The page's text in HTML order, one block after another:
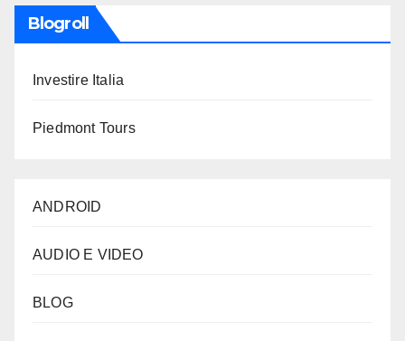
Blogroll
Investire Italia
Piedmont Tours
ANDROID
AUDIO E VIDEO
BLOG